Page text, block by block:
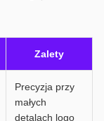
Zalety
Precyzja przy
małych
detalach logo